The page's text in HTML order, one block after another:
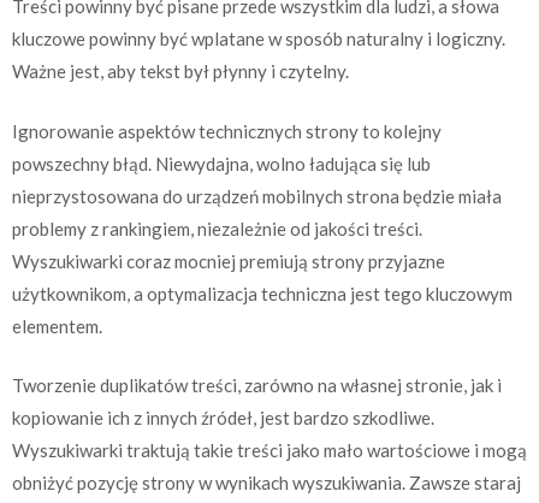
Treści powinny być pisane przede wszystkim dla ludzi, a słowa
kluczowe powinny być wplatane w sposób naturalny i logiczny.
Ważne jest, aby tekst był płynny i czytelny.
Ignorowanie aspektów technicznych strony to kolejny
powszechny błąd. Niewydajna, wolno ładująca się lub
nieprzystosowana do urządzeń mobilnych strona będzie miała
problemy z rankingiem, niezależnie od jakości treści.
Wyszukiwarki coraz mocniej premiują strony przyjazne
użytkownikom, a optymalizacja techniczna jest tego kluczowym
elementem.
Tworzenie duplikatów treści, zarówno na własnej stronie, jak i
kopiowanie ich z innych źródeł, jest bardzo szkodliwe.
Wyszukiwarki traktują takie treści jako mało wartościowe i mogą
obniżyć pozycję strony w wynikach wyszukiwania. Zawsze staraj